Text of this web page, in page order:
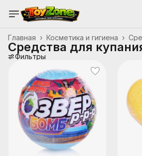
Косметика и гигиена ›
Главная ›
Средства для
Фильтры